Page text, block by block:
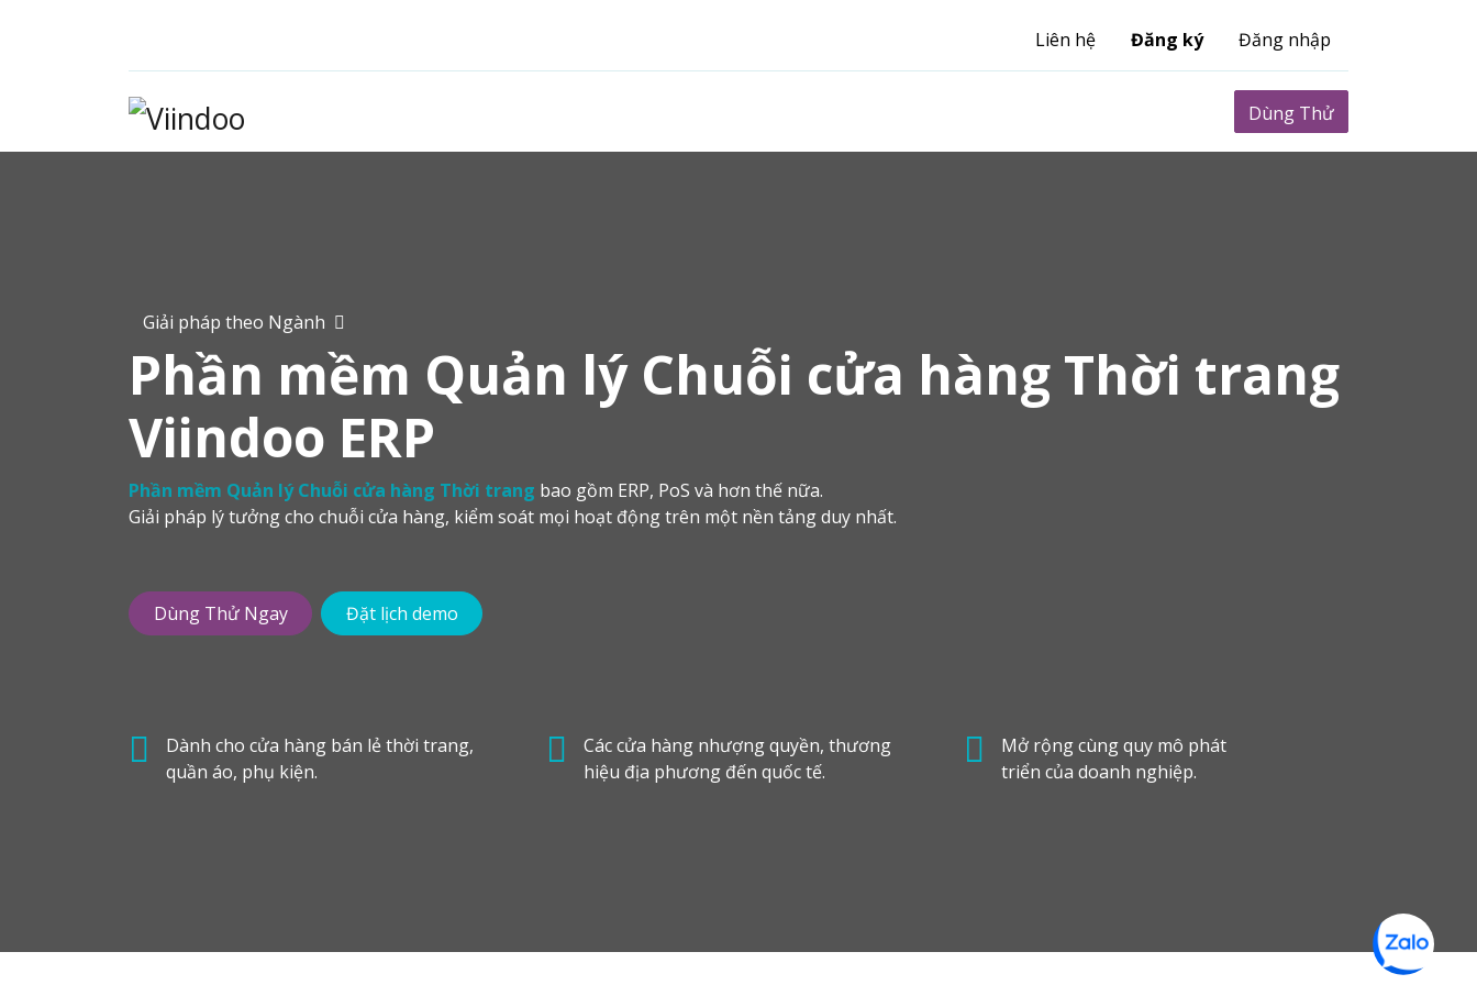
Liên hệ Đăng ký Đăng nhập
Dùng Thử
Giải pháp theo Ngành
Phần mềm Quản lý Chuỗi cửa hàng Thời trang
Viindoo ERP
Phần mềm Quản lý Chuỗi cửa hàng Thời trang ​bao gồm ERP, PoS và hơn thế nữa.
Giải pháp lý tưởng cho chuỗi cửa hàng, kiểm soát mọi hoạt động trên một nền tảng duy nhất.
Dùng Thử Ngay Đặt lịch demo
Dành cho cửa hàng bán lẻ thời trang,
quần áo, phụ kiện.
Các cửa hàng nhượng quyền, thương
hiệu địa phương đến quốc tế.
Mở rộng cùng quy mô phát
triển của doanh nghiệp.